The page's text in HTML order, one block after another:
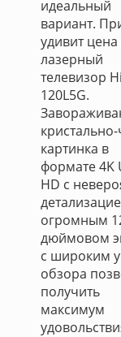
идеальный
вариант.
удивит цена
лазерный
телевизор
120L5G.
кристально-
картинка в
формате 4K
HD с
огромным
дюймовом
с широким
обзора
получить
максимум